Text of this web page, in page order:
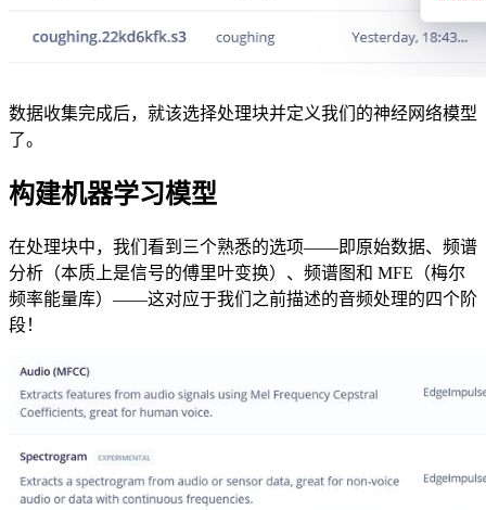
数据收集完成后，就该选择处理块并定义我们的神经网络模型
了。
构建机器学习模型
在处理块中，我们看到三个熟悉的选项——即原始数据、频谱
分析（本质上是信号的傅里叶变换）、频谱图和 MFE（梅尔
频率能量库）——这对应于我们之前描述的音频处理的四个阶
段！